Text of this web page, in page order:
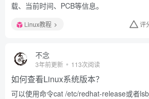
载、当前时间、PCB等信息。
Linux教程 评
不念
3年前更新 113次阅读
如何查看Linux系统版本？
可以使用命令cat /etc/redhat-release或者